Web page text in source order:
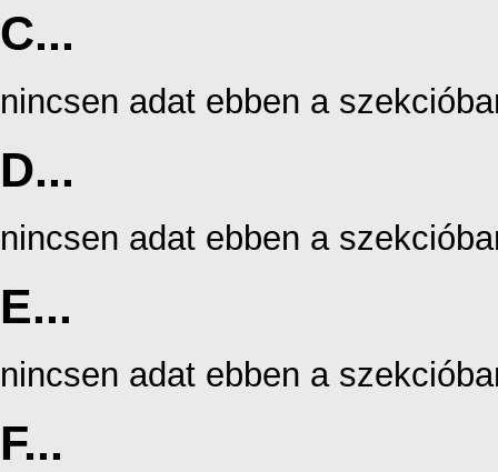
C...
nincsen adat ebben a
D...
nincsen adat ebben a
E...
nincsen adat ebben a
F...